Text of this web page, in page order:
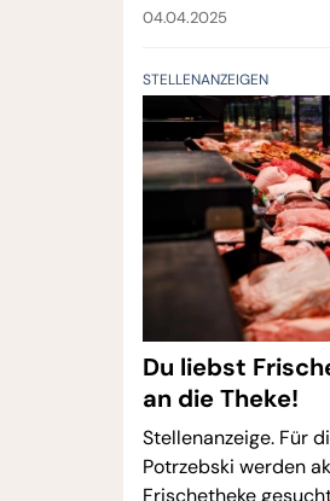
04.04.2025
STELLENANZEIGEN
Du liebst
an die Theke!
Stellenanzeige. Für
Potrzebski werden
Frischetheke